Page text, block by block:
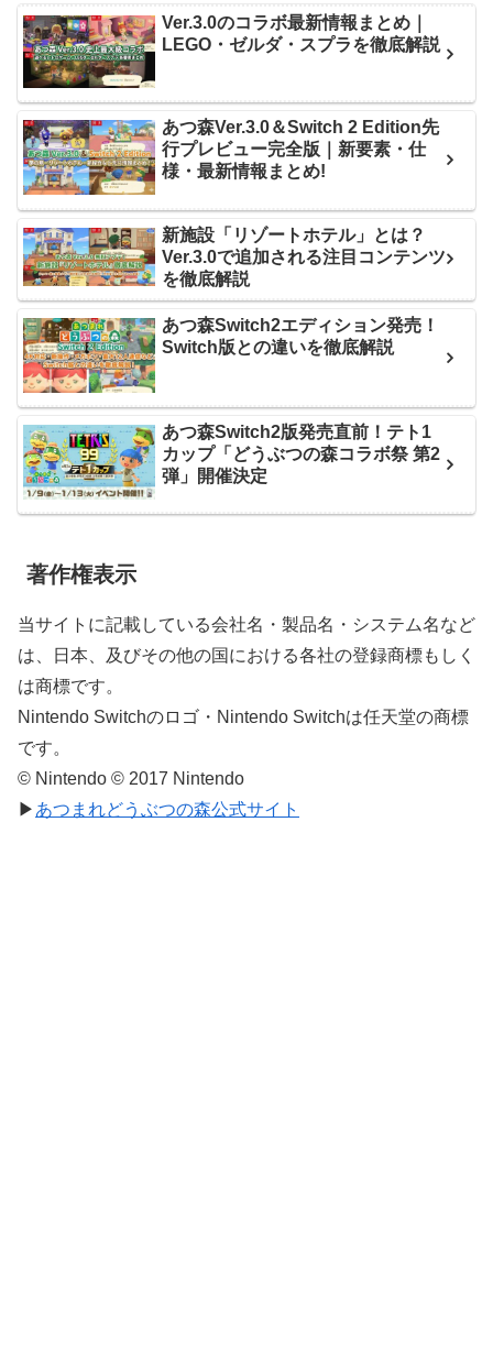
Ver.3.0のコラボ最新情報まとめ｜
LEGO・ゼルダ・スプラを徹底解説
あつ森Ver.3.0＆Switch 2 Edition先
行プレビュー完全版｜新要素・仕
様・最新情報まとめ!
新施設「リゾートホテル」とは？
Ver.3.0で追加される注目コンテンツ
を徹底解説
あつ森Switch2エディション発売！
Switch版との違いを徹底解説
あつ森Switch2版発売直前！テト1
カップ「どうぶつの森コラボ祭 第2
弾」開催決定
著作権表示
当サイトに記載している会社名・製品名・システム名など
は、日本、及びその他の国における各社の登録商標もしく
は商標です。
Nintendo Switchのロゴ・Nintendo Switchは任天堂の商標
です。
© Nintendo © 2017 Nintendo
▶ あつまれどうぶつの森公式サイト